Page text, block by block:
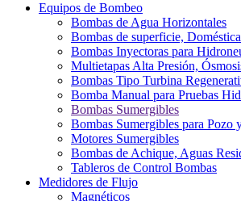
Equipos de Bombeo
Bombas de Agua Horizontales
Bombas de superficie,
Bombas Inyectoras para
Multietapas Alta Presión,
Bombas Tipo Turbina
Bomba Manual para Pruebas
Bombas Sumergibles
Bombas Sumergibles para Pozo
Motores Sumergibles
Bombas de Achique, Aguas
Tableros de Control Bombas
Medidores de Flujo
Magnéticos